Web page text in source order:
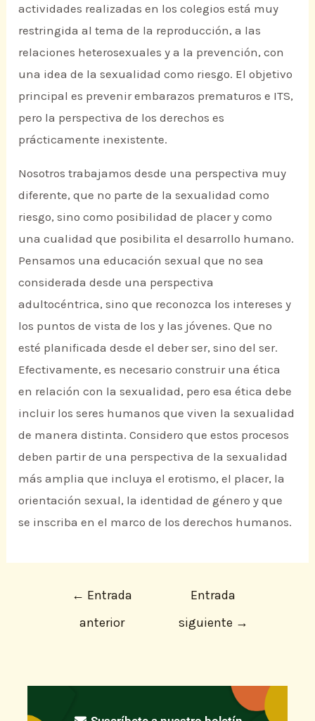
actividades realizadas en los colegios está muy
restringida al tema de la reproducción, a las
relaciones heterosexuales y a la prevención, con
una idea de la sexualidad como riesgo. El objetivo
principal es prevenir embarazos prematuros e ITS,
pero la perspectiva de los derechos es
prácticamente inexistente.
Nosotros trabajamos desde una perspectiva muy
diferente, que no parte de la sexualidad como
riesgo, sino como posibilidad de placer y como
una cualidad que posibilita el desarrollo humano.
Pensamos una educación sexual que no sea
considerada desde una perspectiva
adultocéntrica, sino que reconozca los intereses y
los puntos de vista de los y las jóvenes. Que no
esté planificada desde el deber ser, sino del ser.
Efectivamente, es necesario construir una ética
en relación con la sexualidad, pero esa ética debe
incluir los seres humanos que viven la sexualidad
de manera distinta. Considero que estos procesos
deben partir de una perspectiva de la sexualidad
más amplia que incluya el erotismo, el placer, la
orientación sexual, la identidad de género y que
se inscriba en el marco de los derechos humanos.
← Entrada
anterior
Entrada
siguiente →